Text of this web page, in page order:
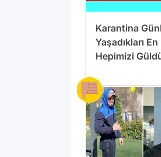
Karantina
Yaşadıkları
Hepimizi